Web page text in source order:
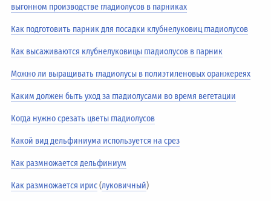
выгонном производстве гладиолусов в парниках
Как подготовить парник для посадки клубнелуковиц гладиолусов
Как высаживаются клубнелуковицы гладиолусов в парник
Можно ли выращивать гладиолусы в полиэтиленовых оранжереях
Каким должен быть уход за гладиолусами во время вегетации
Когда нужно срезать цветы гладиолусов
Какой вид дельфиниума используется на срез
Как размножается дельфиниум
Как размножается ирис(луковичный)